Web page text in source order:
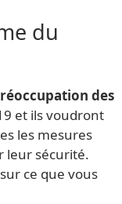
du
des
et ils voudront
les mesures
leur sécurité.
ce que vous